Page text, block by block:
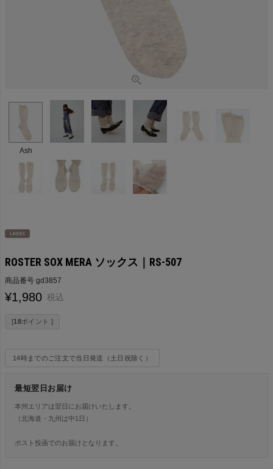
Ash
ROSTER SOX MERA ソックス｜RS-507
商品番号 gd3857
¥1,980 税込
[18ポイント ]
14時までのご注文で当日発送（土日祝除く）
最短翌日お届け
本州エリアは翌日にお届けいたします。
（北海道・九州は中1日）
ポスト投函でのお届けとなります。